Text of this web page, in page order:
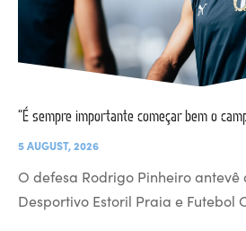
“É sempre importante começar bem o
5 AUGUST, 2026
O defesa Rodrigo Pinheiro antevê
Desportivo Estoril Praia e Futebol